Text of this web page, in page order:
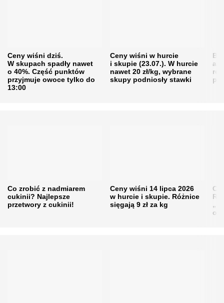
Ceny wiśni dziś.
W skupach spadły nawet
o 40%. Część punktów
przyjmuje owoce tylko do
13:00
Ceny wiśni w hurcie
i skupie (23.07.). W hurcie
nawet 20 zł/kg, wybrane
skupy podniosły stawki
Co zrobić z nadmiarem
cukinii? Najlepsze
przetwory z cukinii!
Ceny wiśni 14 lipca 2026
w hurcie i skupie. Różnice
sięgają 9 zł za kg